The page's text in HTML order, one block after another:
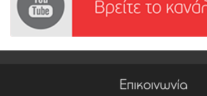
Επικοινωνία